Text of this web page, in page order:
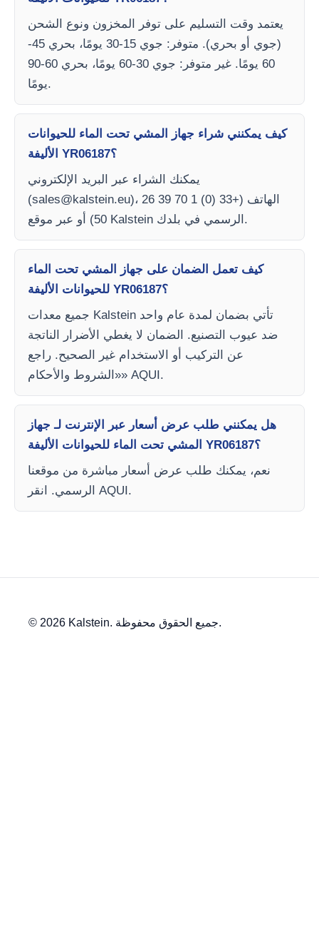
يعتمد وقت التسليم على توفر المخزون ونوع الشحن
(جوي أو بحري). متوفر: جوي 15-30 يومًا، بحري 45-
60 يومًا. غير متوفر: جوي 30-60 يومًا، بحري 60-90
يومًا.
كيف يمكنني شراء جهاز المشي تحت الماء للحيوانات
الأليفة YR06187؟
يمكنك الشراء عبر البريد الإلكتروني
(sales@kalstein.eu)، الهاتف (+33 (0) 1 70 39 26
50) أو عبر موقع Kalstein الرسمي في بلدك.
كيف تعمل الضمان على جهاز المشي تحت الماء
للحيوانات الأليفة YR06187؟
جميع معدات Kalstein تأتي بضمان لمدة عام واحد
ضد عيوب التصنيع. الضمان لا يغطي الأضرار الناتجة
عن التركيب أو الاستخدام غير الصحيح. راجع
«الشروط والأحكام» AQUI.
هل يمكنني طلب عرض أسعار عبر الإنترنت لـ جهاز
المشي تحت الماء للحيوانات الأليفة YR06187؟
نعم، يمكنك طلب عرض أسعار مباشرة من موقعنا
الرسمي. انقر AQUI.
© 2026 Kalstein. جميع الحقوق محفوظة.